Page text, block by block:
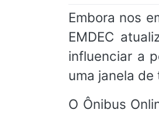
Embora nos
EMDEC
influenciar a
uma janela
O Ônibus